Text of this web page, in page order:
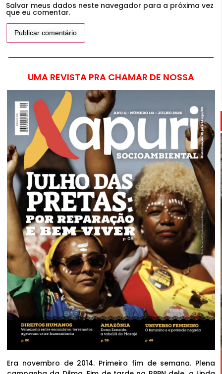
Salvar meus dados neste navegador para a próxima vez
que eu comentar.
UMA REVISTA PRA CHAMAR DE NOSSA
Era novembro de 2014. Primeiro fim de semana. Plena